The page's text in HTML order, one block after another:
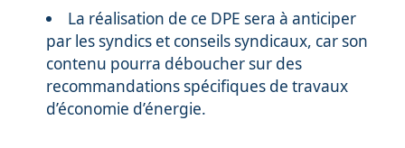
La réalisation de ce DPE sera à anticiper
par les syndics et conseils syndicaux, car son
contenu pourra déboucher sur des
recommandations spécifiques de travaux
d’économie d’énergie.